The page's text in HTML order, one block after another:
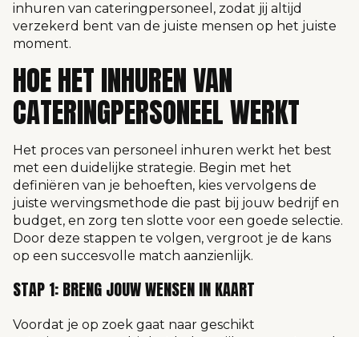
inhuren van cateringpersoneel, zodat jij altijd
verzekerd bent van de juiste mensen op het juiste
moment.
HOE HET INHUREN VAN
CATERINGPERSONEEL WERKT
Het proces van personeel inhuren werkt het best
met een duidelijke strategie. Begin met het
definiëren van je behoeften, kies vervolgens de
juiste wervingsmethode die past bij jouw bedrijf en
budget, en zorg ten slotte voor een goede selectie.
Door deze stappen te volgen, vergroot je de kans
op een succesvolle match aanzienlijk.
STAP 1: BRENG JOUW WENSEN IN KAART
Voordat je op zoek gaat naar geschikt